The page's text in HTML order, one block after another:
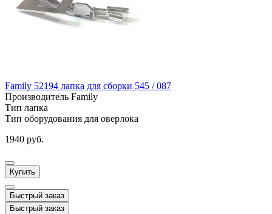
Family 52194 лапка для сборки 545 / 087
Производитель Family
Тип лапка
Тип оборудования для оверлока
1940 руб.
Купить
Быстрый заказ
Быстрый заказ